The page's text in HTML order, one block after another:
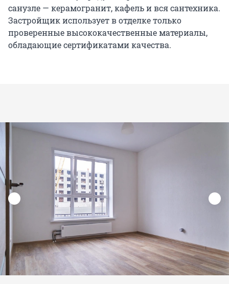
санузле — керамогранит, кафель и вся сантехника.
Застройщик использует в отделке только
проверенные высококачественные материалы,
обладающие сертификатами качества.